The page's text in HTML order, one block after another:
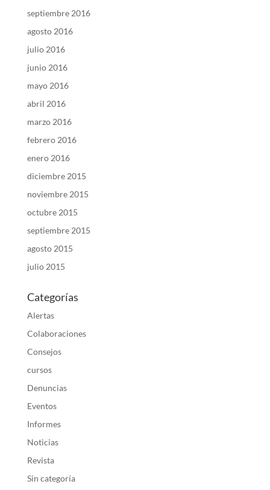
septiembre 2016
agosto 2016
julio 2016
junio 2016
mayo 2016
abril 2016
marzo 2016
febrero 2016
enero 2016
diciembre 2015
noviembre 2015
octubre 2015
septiembre 2015
agosto 2015
julio 2015
Categorías
Alertas
Colaboraciones
Consejos
cursos
Denuncias
Eventos
Informes
Noticias
Revista
Sin categoría